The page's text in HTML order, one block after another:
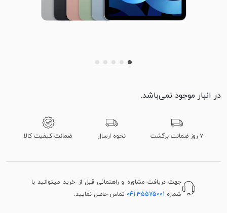
در انبار موجود نمی‌باشد.
۷ روز ضمانت برگشت نحوه ارسال ضمانت کیفیت کالا
جهت دریافت مشاوره و راهنمائی قبل از خرید میتوانید با
شماره 041-35575001 تماس حاصل نمایید.